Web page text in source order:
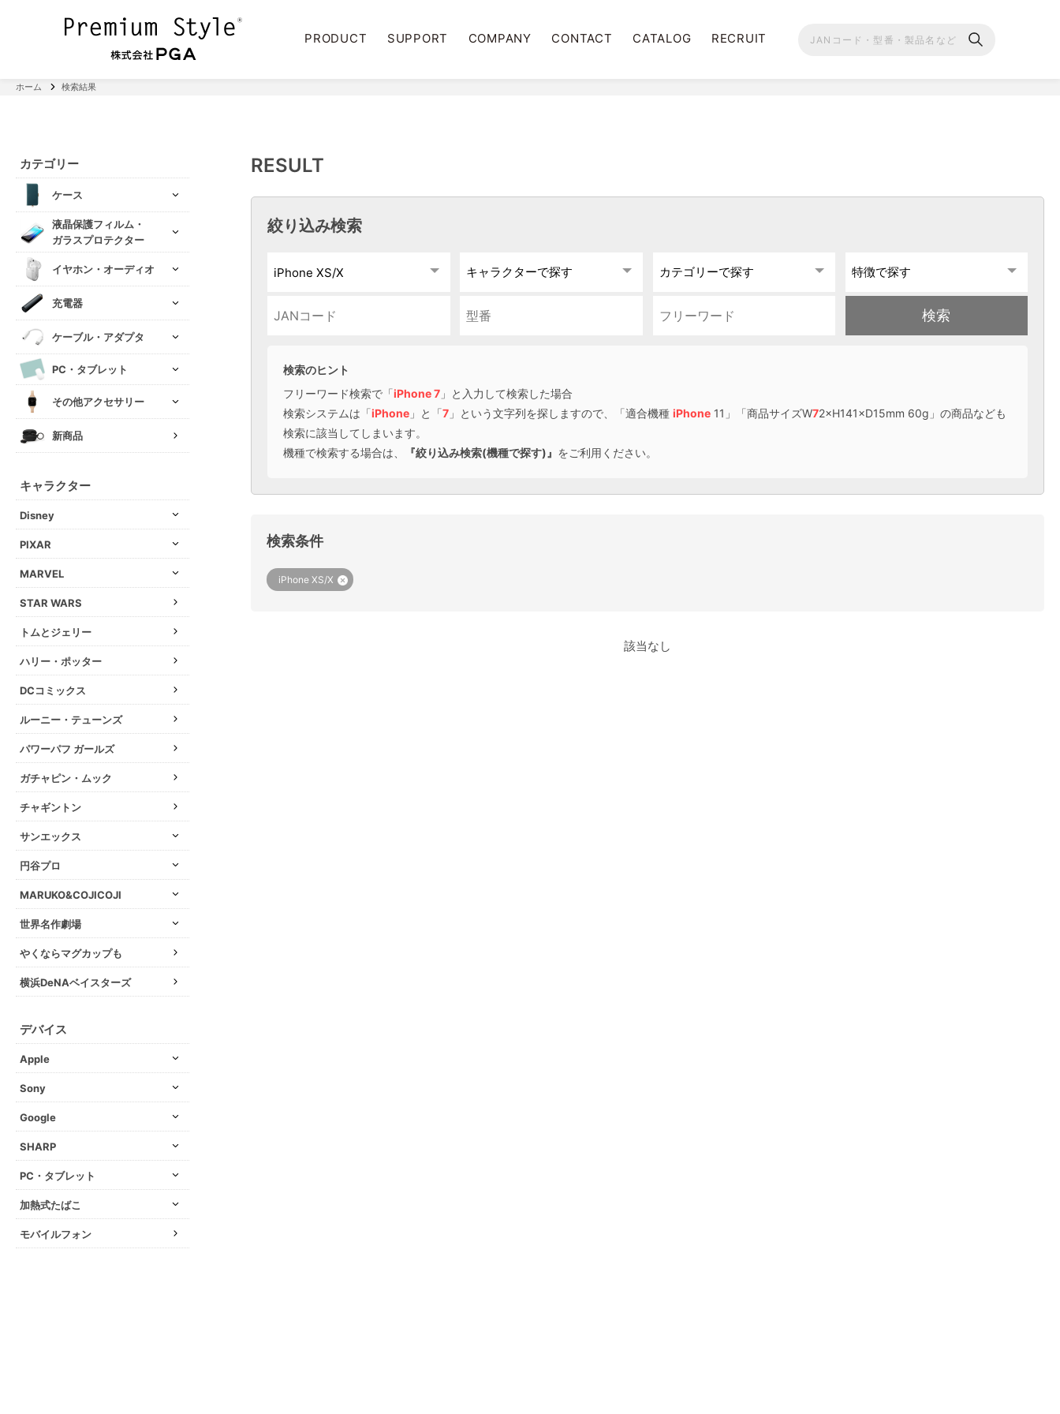
PRODUCT SUPPORT COMPANY CONTACT CATALOG RECRUIT
ホーム 検索結果
カテゴリー
ケース
液晶保護フィルム・
ガラスプロテクター
イヤホン・オーディオ
充電器
ケーブル・アダプタ
PC・タブレット
その他アクセサリー
新商品
キャラクター
Disney
PIXAR
MARVEL
STAR WARS
トムとジェリー
ハリー・ポッター
DCコミックス
ルーニー・テューンズ
パワーパフ ガールズ
ガチャピン・ムック
チャギントン
サンエックス
円谷プロ
MARUKO&COJICOJI
世界名作劇場
やくならマグカップも
横浜DeNAベイスターズ
デバイス
Apple
Sony
Google
SHARP
PC・タブレット
加熱式たばこ
モバイルフォン
RESULT
絞り込み検索
検索のヒント
フリーワード検索で「iPhone 7 」と入力して検索した場合
検索システムは「iPhone 」と「7 」という文字列を探しますので、「適合機種iPhone 11」「商品サイズW72×H141×D15mm 60g」の商品なども
検索に該当してしまいます。
機種で検索する場合は、
『絞り込み検索(機種で探す)』 をご利用ください。
検索条件
iPhone XS/X
該当なし